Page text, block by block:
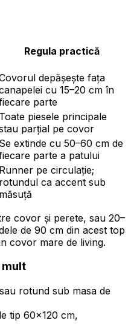
Regula practică
depășește fața
cu 15–20 cm în
parte
Toate piesele principale
parțial pe covor
Se extinde cu 50–60 cm de
parte a patului
Runner pe circulație;
rotundul ca accent sub
măsuță
covor și perete, sau 20–
de 90 cm din acest top
covor mare de living.
mult
rotund sub masa de
tip 60×120 cm,